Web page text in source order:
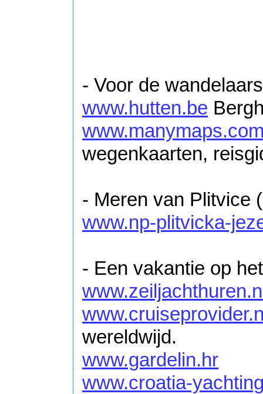
- Voor de
www.hutten.be
wegenkaarten,
- Meren van Plitvice
www.np-plitvicka-
- Een vakantie op
wereldwijd.
www.gardelin.hr
www.croatia-